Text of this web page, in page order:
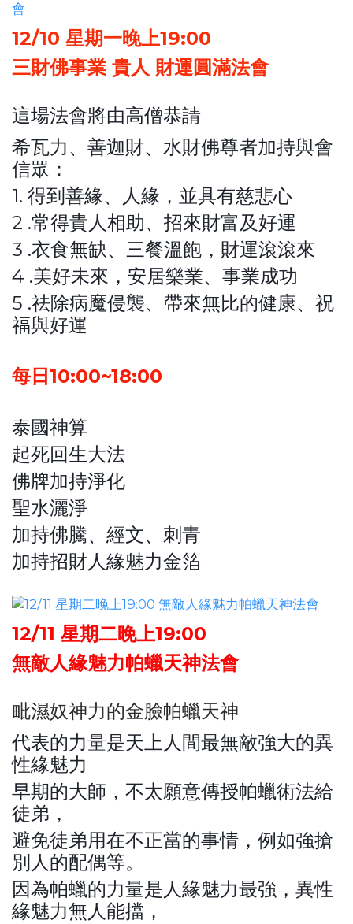
12/10 星期一晚上19:00
三財佛事業 貴人 財運圓滿法會
這場法會將由高僧恭請
希瓦力、善迦財、水財佛尊者加持與會
信眾：
1. 得到善緣、人緣，並具有慈悲心
2 .常得貴人相助、招來財富及好運
3 .衣食無缺、三餐溫飽，財運滾滾來
4 .美好未來，安居樂業、事業成功
5 .祛除病魔侵襲、帶來無比的健康、祝
福與好運
每日10:00~18:00
泰國神算
起死回生大法
佛牌加持淨化
聖水灑淨
加持佛騰、經文、刺青
加持招財人緣魅力金箔
12/11 星期二晚上19:00
無敵人緣魅力帕蠟天神法會
毗濕奴神力的金臉帕蠟天神
代表的力量是天上人間最無敵強大的異
性緣魅力
早期的大師，不太願意傳授帕蠟術法給
徒弟，
避免徒弟用在不正當的事情，例如強搶
別人的配偶等。
因為帕蠟的力量是人緣魅力最強，異性
緣魅力無人能擋，